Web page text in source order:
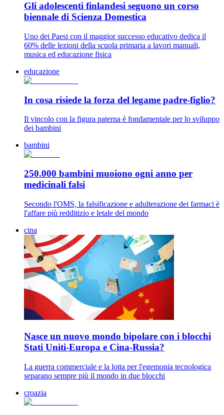
Gli adolescenti finlandesi seguono un corso
biennale di Scienza Domestica
Uno dei Paesi con il maggior successo educativo dedica il
60% delle lezioni della scuola primaria a lavori manuali,
musica ed educazione fisica
educazione
In cosa risiede la forza del legame padre-figlio?
Il vincolo con la figura paterna è fondamentale per lo sviluppo
dei bambini
bambini
250.000 bambini muoiono ogni anno per
medicinali falsi
Secondo l'OMS, la falsificazione e adulterazione dei farmaci è
l'affare più redditizio e letale del mondo
cina
Nasce un nuovo mondo bipolare con i blocchi
Stati Uniti-Europa e Cina-Russia?
La guerra commerciale e la lotta per l'egemonia tecnologica
separano sempre più il mondo in due blocchi
croazia